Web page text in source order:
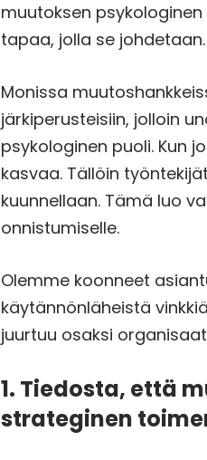
muutoksen
tapaa, jolla se johdetaan.
Monissa
järkiperusteisiin, jolloin
psykologinen puoli. Kun
kasvaa. Tällöin
kuunnellaan. Tämä luo
onnistumiselle.
Olemme koonneet
käytännönläheistä
juurtuu osaksi
1. Tiedosta, että
strateginen